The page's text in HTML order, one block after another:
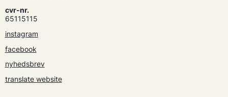
cvr-nr.
65115115
instagram
facebook
nyhedsbrev
translate website